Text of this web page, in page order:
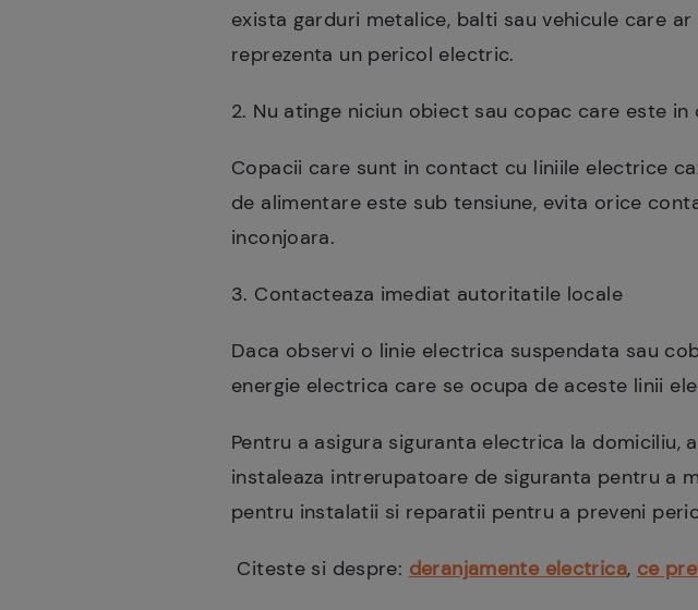
exista garduri metalice, balti sau vehicule care
reprezenta un pericol electric.
2. Nu atinge niciun obiect sau copac care este
Copacii care sunt in contact cu liniile electrice
de alimentare este sub tensiune, evita orice
inconjoara.
3. Contacteaza imediat autoritatile locale
Daca observi o linie electrica suspendata sau
energie electrica care se ocupa de aceste linii
Pentru a asigura siguranta electrica la
instaleaza intrerupatoare de siguranta pentru a
pentru instalatii si reparatii pentru a preveni
Citeste si despre: deranjamente electrica, ce